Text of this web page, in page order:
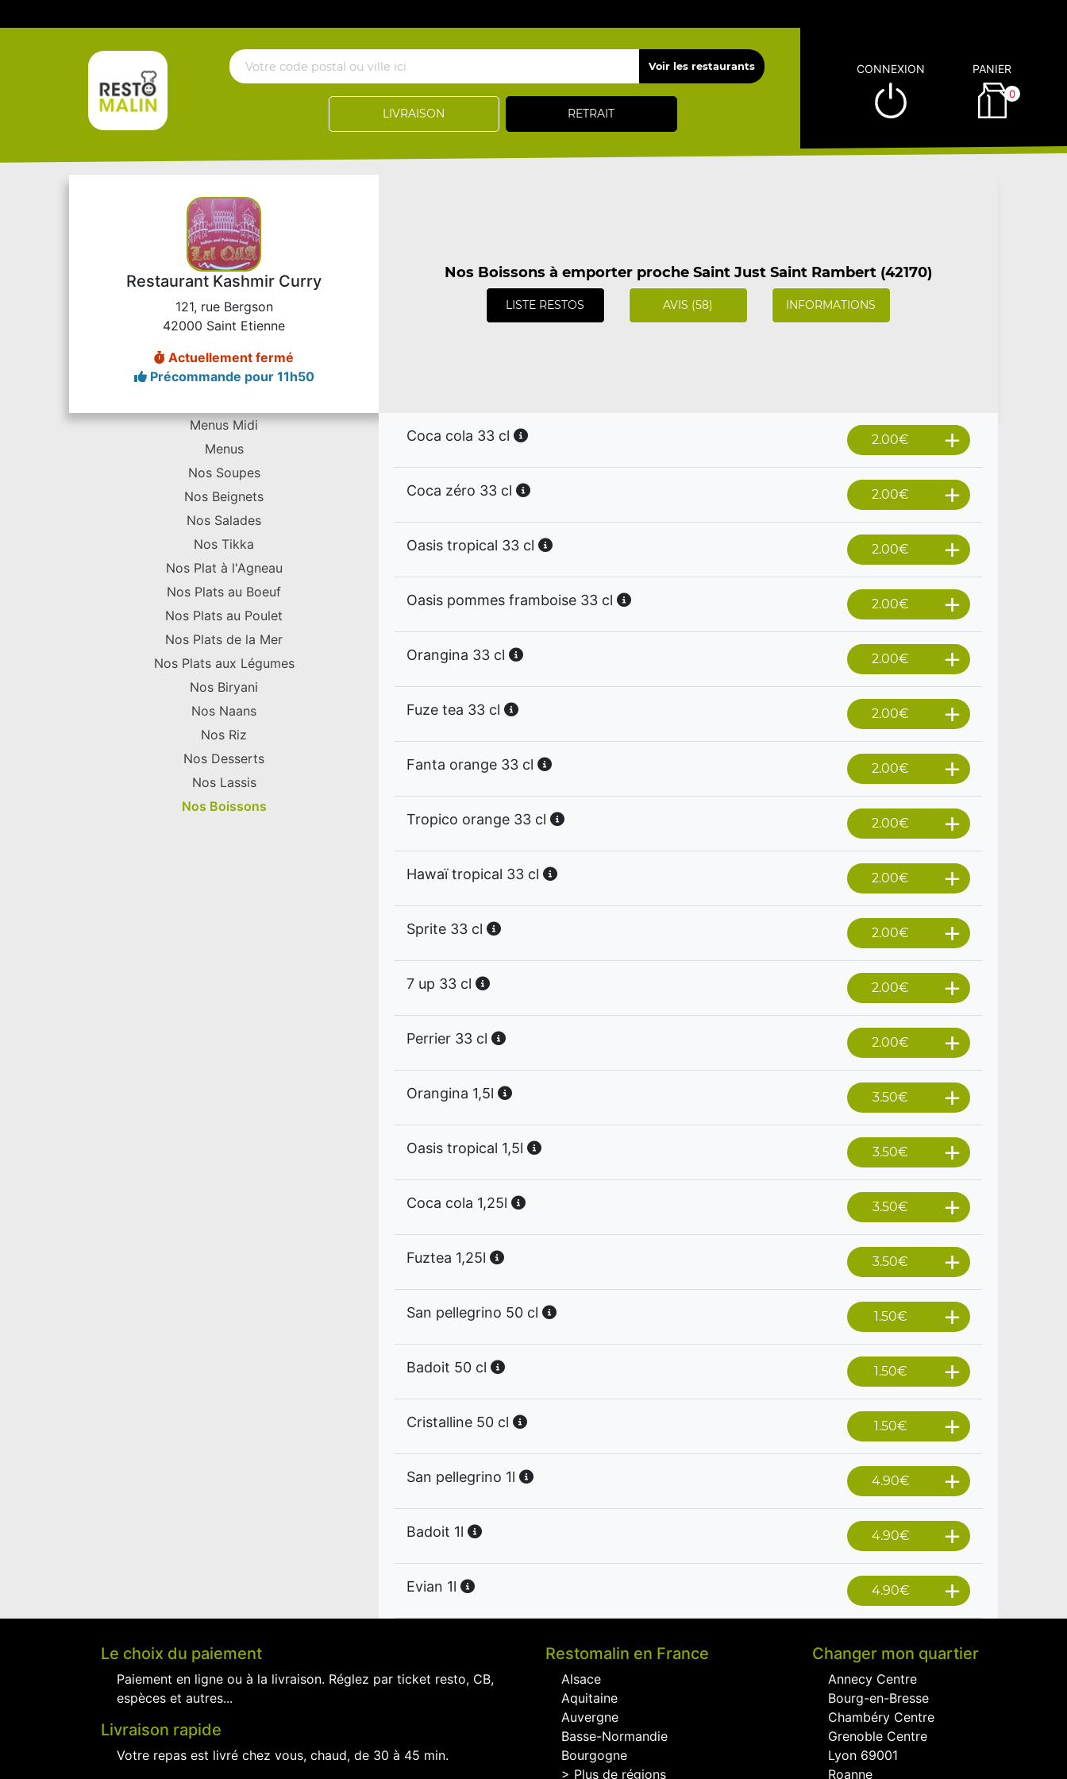
LIVRAISON RETRAIT
CONNEXION PANIER
0
Restaurant Kashmir Curry
121, rue Bergson
42000 Saint Etienne
Actuellement fermé
Précommande pour 11h50
Nos Boissons à emporter proche Saint Just Saint Rambert (42170)
LISTE RESTOS AVIS (58) INFORMATIONS
Menus Midi
Menus
Nos Soupes
Nos Beignets
Nos Salades
Nos Tikka
Nos Plat à l'Agneau
Nos Plats au Boeuf
Nos Plats au Poulet
Nos Plats de la Mer
Nos Plats aux Légumes
Nos Biryani
Nos Naans
Nos Riz
Nos Desserts
Nos Lassis
Nos Boissons
Coca cola 33 cl 2.00€
Coca zéro 33 cl 2.00€
Oasis tropical 33 cl 2.00€
Oasis pommes framboise 33 cl 2.00€
Orangina 33 cl 2.00€
Fuze tea 33 cl 2.00€
Fanta orange 33 cl 2.00€
Tropico orange 33 cl 2.00€
Hawaï tropical 33 cl 2.00€
Sprite 33 cl 2.00€
7 up 33 cl 2.00€
Perrier 33 cl 2.00€
Orangina 1,5l 3.50€
Oasis tropical 1,5l 3.50€
Coca cola 1,25l 3.50€
Fuztea 1,25l 3.50€
San pellegrino 50 cl 1.50€
Badoit 50 cl 1.50€
Cristalline 50 cl 1.50€
San pellegrino 1l 4.90€
Badoit 1l 4.90€
Evian 1l 4.90€
Le choix du paiement
Paiement en ligne ou à la livraison. Réglez par ticket resto, CB,
espèces et autres...
Livraison rapide
Votre repas est livré chez vous, chaud, de 30 à 45 min.
Restomalin en France
Alsace
Aquitaine
Auvergne
Basse-Normandie
Bourgogne
> Plus de régions
Changer mon quartier
Annecy Centre
Bourg-en-Bresse
Chambéry Centre
Grenoble Centre
Lyon 69001
Roanne